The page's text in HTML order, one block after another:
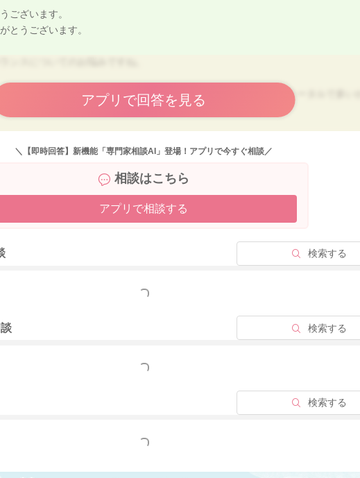
ございます。
とうございます。
その時の胃の容量に対して多い事があるのかもしれません。1日トータルで多いか
をみて、体重が急激に増えているかによります。
る量は増えますので、ミルクの量は減るかと思います。
後9ヶ月頃〜）】
、3回★トータル5回、500～700ml
アプリで回答を見る
＼【即時回答】新機能「専門家相談AI」登場！アプリで今すぐ相談／
相談はこちら
アプリで相談する
検索する
もっと見る
検索する
もっと見る
検索する
もっと見る